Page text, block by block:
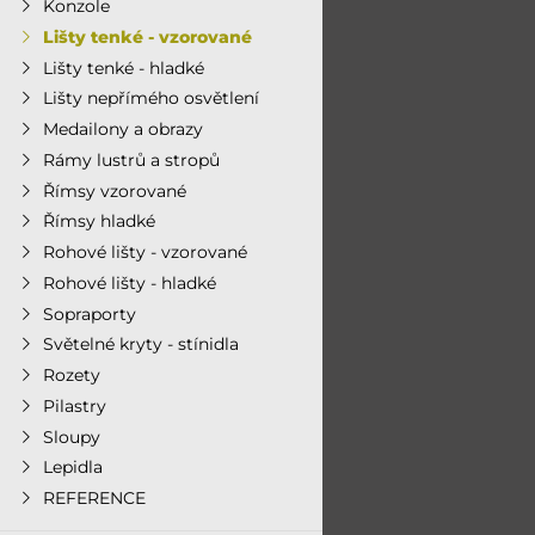
Konzole
Lišty tenké - vzorované
Lišty tenké - hladké
Lišty nepřímého osvětlení
Medailony a obrazy
Rámy lustrů a stropů
Římsy vzorované
Římsy hladké
Rohové lišty - vzorované
Rohové lišty - hladké
Sopraporty
Světelné kryty - stínidla
Rozety
Pilastry
Sloupy
Lepidla
REFERENCE